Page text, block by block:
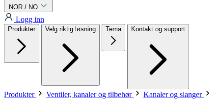
NOR / NO
Logg inn
Produkter Velg riktig løsning Tema Kontakt og support
Produkter Ventiler, kanaler og tilbehør
Kanaler og slanger